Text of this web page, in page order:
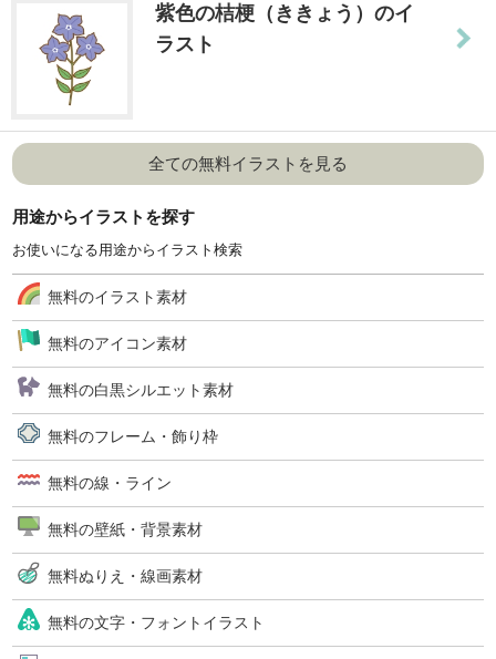
紫色の桔梗（ききょう）のイ
ラスト
全ての無料イラストを見る
用途からイラストを探す
お使いになる用途からイラスト検索
無料のイラスト素材
無料のアイコン素材
無料の白黒シルエット素材
無料のフレーム・飾り枠
無料の線・ライン
無料の壁紙・背景素材
無料ぬりえ・線画素材
無料の文字・フォントイラスト